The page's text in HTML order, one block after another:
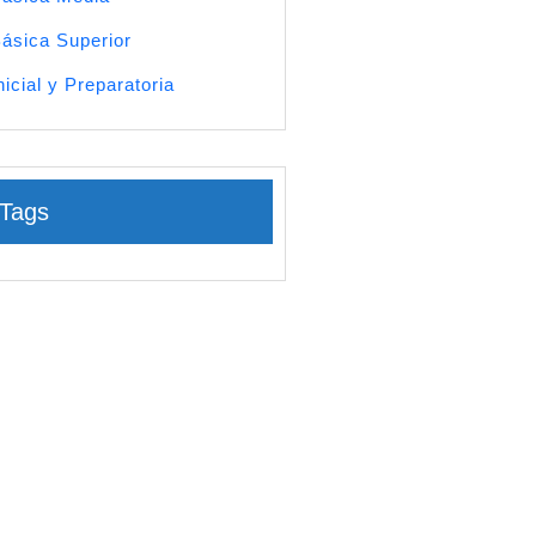
Superior
y Preparatoria
Tags